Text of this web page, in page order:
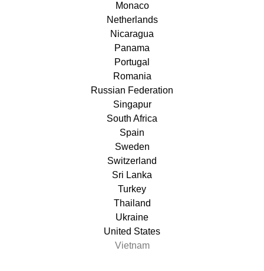
Monaco
Netherlands
Nicaragua
Panama
Portugal
Romania
Russian Federation
Singapur
South Africa
Spain
Sweden
Switzerland
Sri Lanka
Turkey
Thailand
Ukraine
United States
Vietnam